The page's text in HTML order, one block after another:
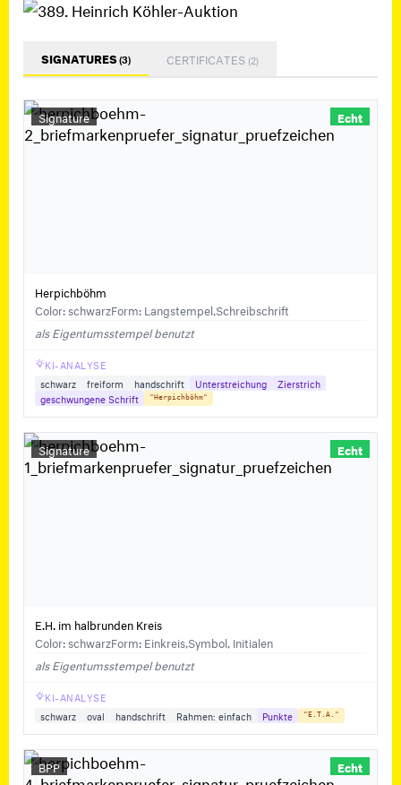
SIGNATURES(3) CERTIFICATES (2)
Signature Echt
Herpichböhm
Color: schwarzForm: Langstempel,Schreibschrift
als Eigentumsstempel benutzt
KI-ANALYSE
schwarz
freiform handschrift Unterstreichung
Zierstrich
geschwungene Schrift
"Herpichböhm"
Signature Echt
E.H. im halbrunden Kreis
Color: schwarzForm: Einkreis,Symbol, Initialen
als Eigentumsstempel benutzt
KI-ANALYSE
schwarz
oval handschrift Rahmen: einfach Punkte "E.T.A."
BPP Echt